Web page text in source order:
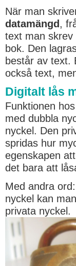
När man
datamängd ,
text man
bok. Den
består av text.
också text,
Digitalt lås
Funktionen
med dubbla
nyckel. Den
spridas hur
egenskapen
det bara att
Med andra
nyckel kan
privata nyckel.